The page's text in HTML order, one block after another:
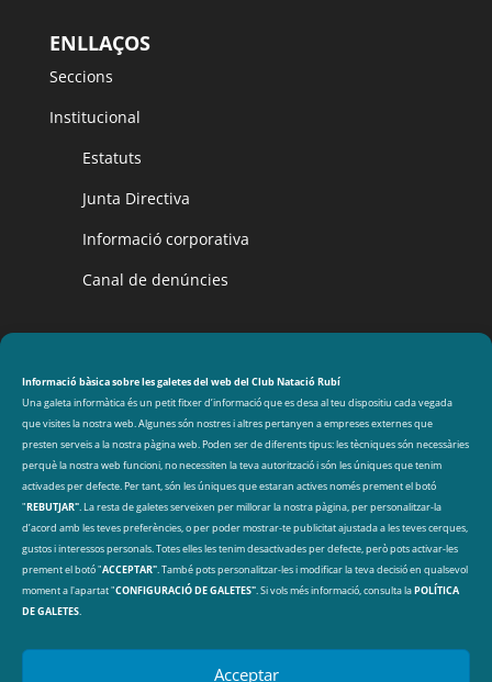
Informació bàsica sobre les galetes del web del Club Natació Rubí
Una galeta informàtica és un petit fitxer d’informació que es desa al teu dispositiu cada vegada
que visites la nostra web. Algunes són nostres i altres pertanyen a empreses externes que
presten serveis a la nostra pàgina web. Poden ser de diferents tipus: les tècniques són necessàries
perquè la nostra web funcioni, no necessiten la teva autorització i són les úniques que tenim
activades per defecte. Per tant, són les úniques que estaran actives només prement el botó
"REBUTJAR". La resta de galetes serveixen per millorar la nostra pàgina, per personalitzar-la
d’acord amb les teves preferències, o per poder mostrar-te publicitat ajustada a les teves cerques,
gustos i interessos personals. Totes elles les tenim desactivades per defecte, però pots activar-les
prement el botó "ACCEPTAR". També pots personalitzar-les i modificar la teva decisió en qualsevol
moment a l'apartat "CONFIGURACIÓ DE GALETES". Si vols més informació, consulta laPOLÍTICA
DE GALETES.
Acceptar
ENLLAÇOS
Seccions
Institucional
Estatuts
Junta Directiva
Informació corporativa
Canal de denúncies
Avinguda de les Olimpíades s/n, 08191 Rubí
DADES DE CONTACTE
cnr@cnrubi.cat
93 606 40 97
ARXIUArxius